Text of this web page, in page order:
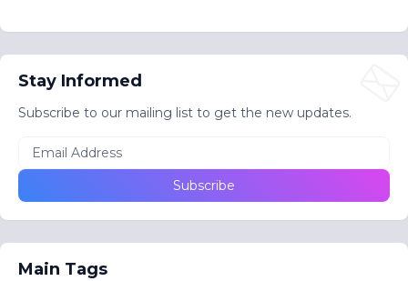
Stay Informed
Subscribe to our mailing list to get the new updates.
Main Tags